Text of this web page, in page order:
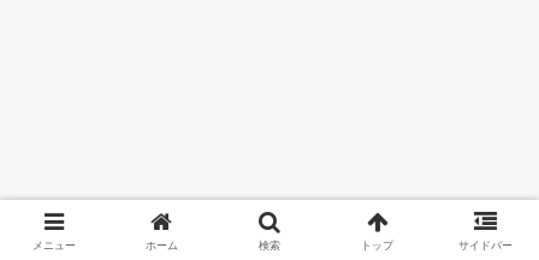
メニュー ホーム 検索 トップ サイドバー